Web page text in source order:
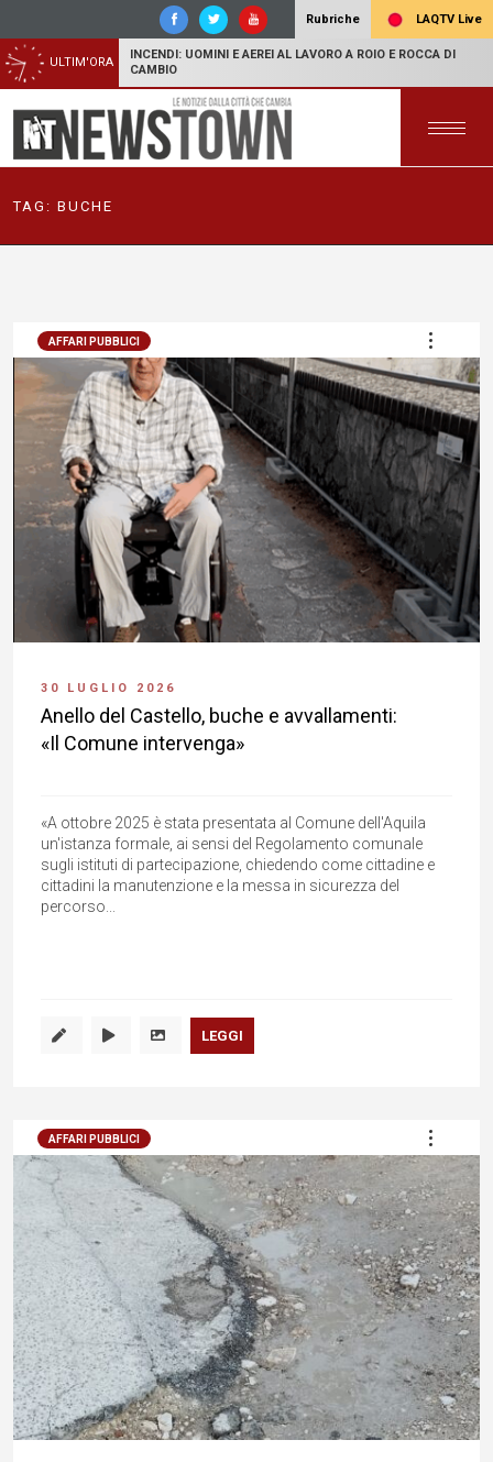
Rubriche LAQTV Live
ULTIM'ORA
INCENDI: UOMINI E AEREI AL LAVORO A ROIO E ROCCA DI
CAMBIO
TAG: BUCHE
AFFARI PUBBLICI
30 LUGLIO 2026
Anello del Castello, buche e avvallamenti:
«Il Comune intervenga»
«A ottobre 2025 è stata presentata al Comune dell'Aquila
un'istanza formale, ai sensi del Regolamento comunale
sugli istituti di partecipazione, chiedendo come cittadine e
cittadini la manutenzione e la messa in sicurezza del
percorso...
LEGGI
AFFARI PUBBLICI